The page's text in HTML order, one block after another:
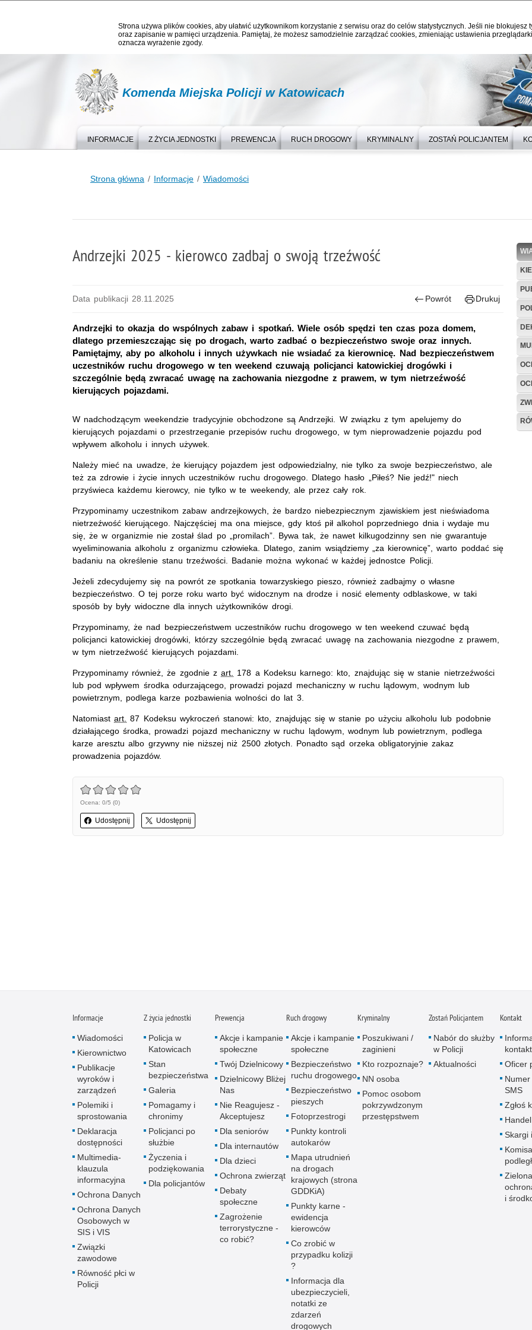
Strona używa plików cookies, aby ułatwić użytkownikom korzystanie z serwisu oraz do celów statystycznych. Jeśli nie blokujesz
oraz zapisanie w pamięci urządzenia. Pamiętaj, że możesz samodzielnie zarządzać cookies, zmieniając ustawienia
oznacza wyrażenie zgody.
Komenda Miejska Policji w Katowicach
INFORMACJE Z ŻYCIA JEDNOSTKI PREWENCJA RUCH DROGOWY KRYMINALNY ZOSTAŃ POLICJANTEM
Strona główna Informacje Wiadomości
Andrzejki 2025 - kierowco zadbaj o swoją trzeźwość
Data publikacji 28.11.2025 Powrót Drukuj
Andrzejki to okazja do wspólnych zabaw i spotkań. Wiele osób spędzi ten czas poza domem,
dlatego przemieszczając się po drogach, warto zadbać o bezpieczeństwo swoje oraz innych.
Pamiętajmy, aby po alkoholu i innych używkach nie wsiadać za kierownicę. Nad bezpieczeństwem
uczestników ruchu drogowego w ten weekend czuwają policjanci katowickiej drogówki i
szczególnie będą zwracać uwagę na zachowania niezgodne z prawem, w tym nietrzeźwość
kierujących pojazdami.
W nadchodzącym weekendzie tradycyjnie obchodzone są Andrzejki. W związku z tym apelujemy do
kierujących pojazdami o przestrzeganie przepisów ruchu drogowego, w tym nieprowadzenie pojazdu pod
wpływem alkoholu i innych używek.
Należy mieć na uwadze, że kierujący pojazdem jest odpowiedzialny, nie tylko za swoje bezpieczeństwo, ale
też za zdrowie i życie innych uczestników ruchu drogowego. Dlatego hasło „Piłeś? Nie jedź!" niech
przyświeca każdemu kierowcy, nie tylko w te weekendy, ale przez cały rok.
Przypominamy uczestnikom zabaw andrzejkowych, że bardzo niebezpiecznym zjawiskiem jest nieświadoma
nietrzeźwość kierującego. Najczęściej ma ona miejsce, gdy ktoś pił alkohol poprzedniego dnia i wydaje mu
się, że w organizmie nie został ślad po „promilach”. Bywa tak, że nawet kilkugodzinny sen nie gwarantuje
wyeliminowania alkoholu z organizmu człowieka. Dlatego, zanim wsiądziemy „za kierownicę”, warto poddać się
badaniu na określenie stanu trzeźwości. Badanie można wykonać w każdej jednostce Policji.
Jeżeli zdecydujemy się na powrót ze spotkania towarzyskiego pieszo, również zadbajmy o własne
bezpieczeństwo. O tej porze roku warto być widocznym na drodze i nosić elementy odblaskowe, w taki
sposób by były widoczne dla innych użytkowników drogi.
Przypominamy, że nad bezpieczeństwem uczestników ruchu drogowego w ten weekend czuwać będą
policjanci katowickiej drogówki, którzy szczególnie będą zwracać uwagę na zachowania niezgodne z prawem,
w tym nietrzeźwość kierujących pojazdami.
Przypominamy również, że zgodnie zart. 178 a Kodeksu karnego: kto, znajdując się w stanie nietrzeźwości
lub pod wpływem środka odurzającego, prowadzi pojazd mechaniczny w ruchu lądowym, wodnym lub
powietrznym, podlega karze pozbawienia wolności do lat 3.
Natomiastart. 87 Kodeksu wykroczeń stanowi: kto, znajdując się w stanie po użyciu alkoholu lub podobnie
działającego środka, prowadzi pojazd mechaniczny w ruchu lądowym, wodnym lub powietrznym, podlega
karze aresztu albo grzywny nie niższej niż 2500 złotych. Ponadto sąd orzeka obligatoryjnie zakaz
prowadzenia pojazdów.
Ocena: 0/5 (0)
Udostępnij Udostępnij
Informacje
Wiadomości
Kierownictwo
Publikacje
wyroków i
zarządzeń
Polemiki i
sprostowania
Deklaracja
dostępności
Multimedia-
klauzula
informacyjna
Ochrona Danych
Ochrona Danych
Osobowych w
SIS i VIS
Związki
zawodowe
Równość płci w
Policji
Z życia jednostki
Policja w
Katowicach
Stan
bezpieczeństwa
Galeria
Pomagamy i
chronimy
Policjanci po
służbie
Życzenia i
podziękowania
Dla policjantów
Prewencja
Akcje i kampanie
społeczne
Twój Dzielnicowy
Dzielnicowy Bliżej
Nas
Nie Reagujesz -
Akceptujesz
Dla seniorów
Dla internautów
Dla dzieci
Ochrona zwierząt
Debaty
społeczne
Zagrożenie
terrorystyczne -
co robić?
Ruch drogowy
Akcje i kampanie
społeczne
Bezpieczeństwo
ruchu drogowego
Bezpieczeństwo
pieszych
Fotoprzestrogi
Punkty kontroli
autokarów
Mapa utrudnień
na drogach
krajowych (strona
GDDKiA)
Punkty karne -
ewidencja
kierowców
Co zrobić w
przypadku kolizji
?
Informacja dla
ubezpieczycieli,
notatki ze
zdarzeń
drogowych
Kryminalny
Poszukiwani /
zaginieni
Kto rozpoznaje?
NN osoba
Pomoc osobom
pokrzywdzonym
przestępstwem
Zostań Policjantem
Nabór do służby
w Policji
Aktualności
Kontakt
Oficer
SMS
Zgłoś
Skargi
i